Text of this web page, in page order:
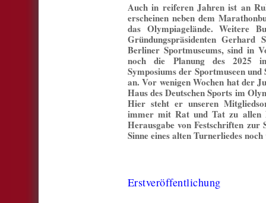
Auch in reiferen Jahren ist an
erscheinen neben dem
das Olympiagelände. Weitere
Gründungspräsidenten Gerhard
Berliner Sportmuseums, sind in
noch die Planung des 2025
Symposiums der Sportmuseen
an. Vor wenigen Wochen hat der
Haus des Deutschen Sports im
Hier steht er unseren
immer mit Rat und Tat zu allen
Herausgabe von Festschriften
Sinne eines alten Turnerliedes
Erstveröffentlichung